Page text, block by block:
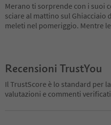
Merano ti sorprende con i suoi
sciare al mattino sul Ghiacciaio
meleti nel pomeriggio. Mentre
Recensioni TrustYou
Il TrustScore è lo standard per
valutazioni e commenti